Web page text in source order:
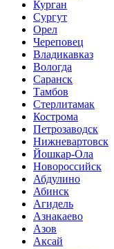
Курган
Сургут
Орел
Череповец
Владикавказ
Вологда
Саранск
Тамбов
Стерлитамак
Кострома
Петрозаводск
Нижневартовск
Йошкар-Ола
Новороссийск
Абдулино
Абинск
Агидель
Азнакаево
Азов
Аксай